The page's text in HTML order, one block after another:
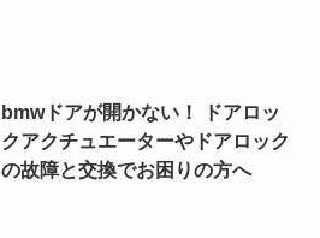
bmwドアが開かない！ ドアロッ
クアクチュエーターやドアロック
の故障と交換でお困りの方へ